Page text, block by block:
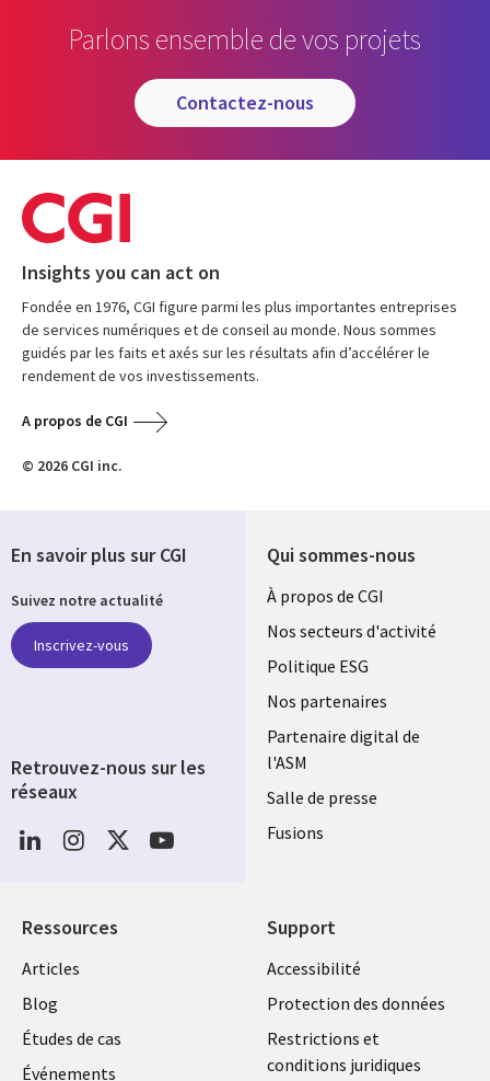
Parlons ensemble de vos projets
contactez-nous
Insights you can act on
Fondée en 1976, CGI figure parmi les plus importantes entreprises
de services numériques et de conseil au monde. Nous sommes
guidés par les faits et axés sur les résultats afin d’accélérer le
rendement de vos investissements.
A propos de CGI
© 2026 CGI inc.
Qui sommes-nous
Useful
links
FRANCE
À propos de CGI
Nos secteurs d'activité
Politique ESG
Nos partenaires
Partenaire digital de
l'ASM
Salle de presse
Fusions
Ressources
Library
Links
FRANCE
Articles
Blog
Études de cas
Événements
Support
Legal
FRANCE
Accessibilité
Protection des données
Restrictions et
conditions juridiques
En savoir plus sur CGI
Suivez notre actualité
Inscrivez-vous
Retrouvez-nous sur les
réseaux
Social
Media